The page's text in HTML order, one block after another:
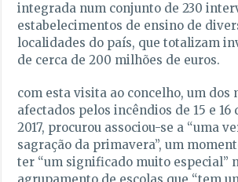
integrada num conjunto de 230
estabelecimentos de ensino de
localidades do país, que totalizam
de cerca de 200 milhões de euros.
com esta visita ao concelho, um dos
afectados pelos incêndios de 15 e 16
2017, procurou associou-se a “uma
sagração da primavera”, um
ter “um significado muito especial”